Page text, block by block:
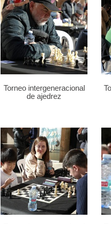
Torneo intergeneracional
de ajedrez